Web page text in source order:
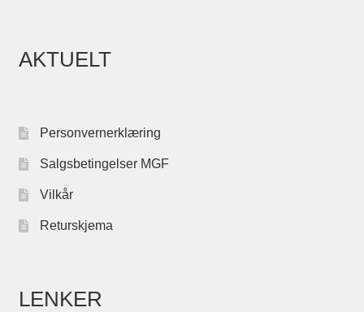
AKTUELT
Personvernerklæring
Salgsbetingelser MGF
Vilkår
Returskjema
LENKER